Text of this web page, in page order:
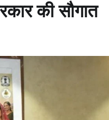
की सौगात